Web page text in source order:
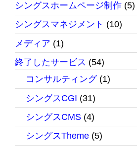
シングスホームページ制作 (5)
シングスマネジメント (10)
メディア (1)
終了したサービス (54)
コンサルティング(1)
シングスCGI (31)
シングスCMS(4)
シングスTheme(5)